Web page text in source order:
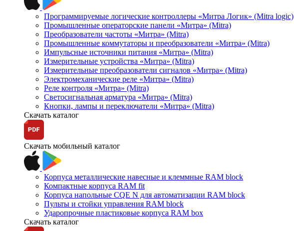
Программируемые логические контроллеры «Митра Логик» (Mitra logic)
Промышленные операторские панели «Митра» (Mitra)
Преобразователи частоты «Митра» (Mitra)
Промышленные коммутаторы и преобразователи «Митра» (Mitra)
Импульсные источники питания «Митра» (Mitra)
Измерительные устройства «Митра» (Mitra)
Измерительные преобразователи сигналов «Митра» (Mitra)
Электромеханические реле «Митра» (Mitra)
Реле контроля «Митра» (Mitra)
Светосигнальная арматура «Митра» (Mitra)
Кнопки, лампы и переключатели «Митра» (Mitra)
Скачать каталог
Скачать мобильный каталог
Корпуса металлические навесные и клеммные RAM block
Компактные корпуса RAM fit
Корпуса напольные CQE N для автоматизации RAM block
Пульты и стойки управления RAM block
Ударопрочные пластиковые корпуса RAM box
Скачать каталог